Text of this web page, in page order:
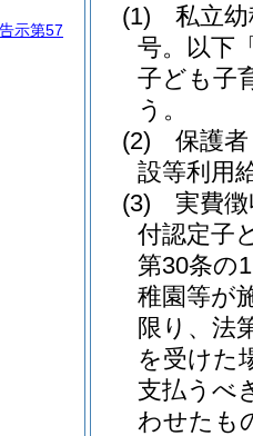
(1)
私立
号。以下
子ども子
う。
(2)
保護
設等利用
(3)
実費
付認定子
第30条の
稚園等が
限り、法
を受けた
支払うべ
わせたも
示第57